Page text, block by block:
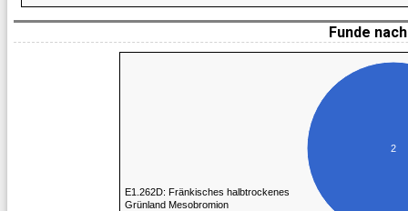
Funde
2
E1.262D: Fränkisches halbtrockenes
Grünland Mesobromion